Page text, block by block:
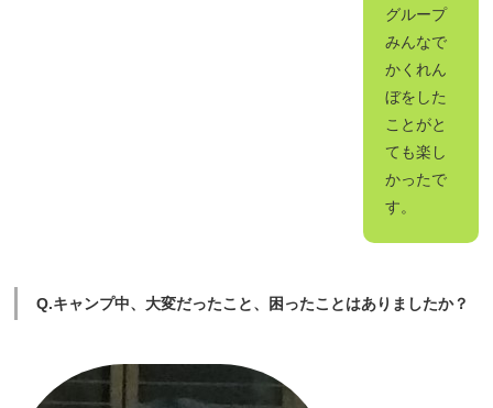
グループ
みんなで
かくれん
ぼをした
ことがと
ても楽し
かったで
す。
Q.キャンプ中、大変だったこと、困ったことはありましたか？